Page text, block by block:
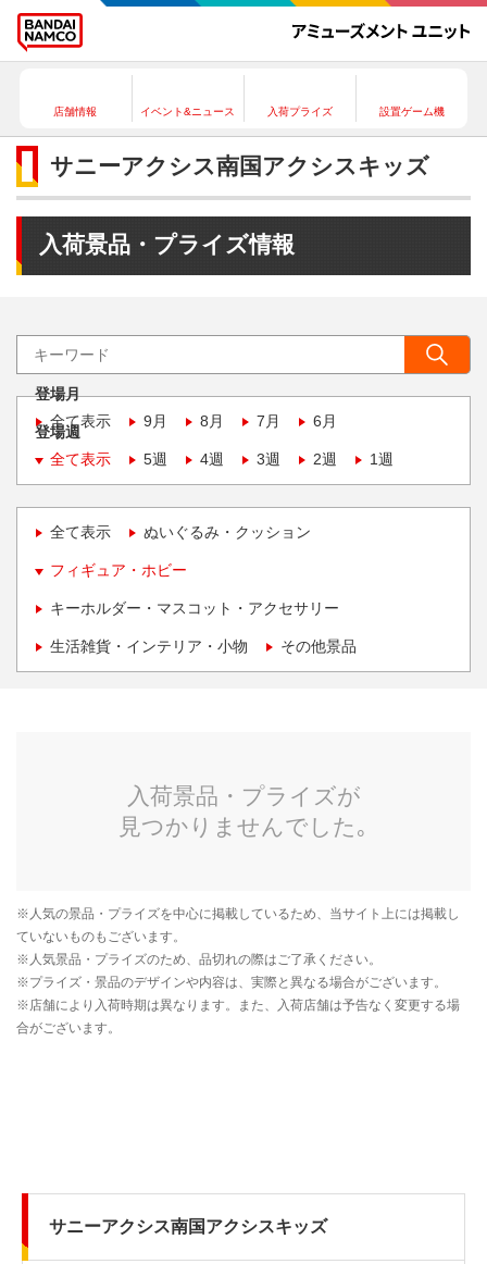
店舗情報 イベント&ニュース 入荷プライズ 設置ゲーム機
サニーアクシス南国アクシスキッズ
入荷景品・プライズ情報
登場月
全て表示
9月 8月 7月 6月
登場週
全て表示
5週 4週 3週 2週 1週
全て表示 ぬいぐるみ・クッション
フィギュア・ホビー
キーホルダー・マスコット・アクセサリー
生活雑貨・インテリア・小物 その他景品
サニーアクシス南国アクシスキッズ